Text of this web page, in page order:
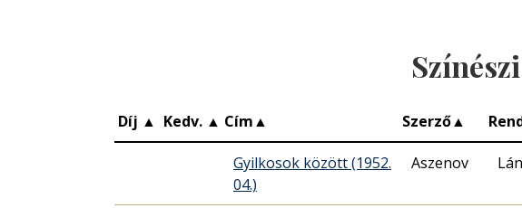
Díj ▲ Kedv. ▲ Cím▲ Szerző▲
Gyilkosok között (1952.
04.)
Aszenov